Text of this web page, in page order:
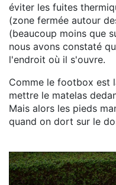
éviter les fuites
(zone fermée autour
(beaucoup moins que
nous avons constaté
l'endroit où il s'ouvre.
Comme le footbox est
mettre le matelas
Mais alors les pieds
quand on dort sur le